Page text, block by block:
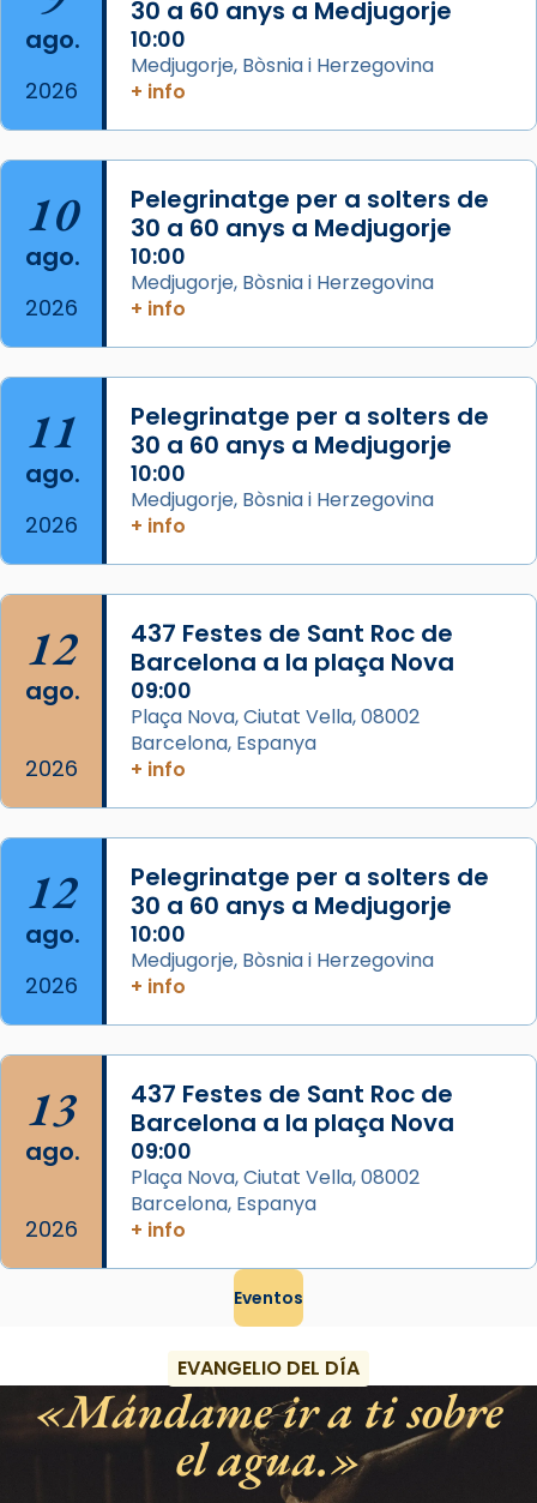
2 weeks ago
Aquest dilluns, 27 de juliol, ha tingut lloc la
missa d’acció de gràcies en agraïment al
comitè organitzador de la visita apostòlica
del Sant Pare Lleó XIV a Barcelona, i als
col·laboradors, a la Catedral de Barcelona.
L’arquebisbe de Barcelona, el cardenal Joan
Josep Omella, ha presidit la missa i l’ha
concelebrat el bisbe auxiliar de Barcelona,
Mons. David Abadías.
📸 Dr. G. Simón
Foto
View on Facebook · Share
Arquebisbat de Barcelona
2 weeks ago
Acompanyant la història de sant Cugat, a
partir de l’Edat Mitjana sorgeix la tradició
que les santes Juliana (“relatiu a Júlia”) i
Semproniana (“relatiu a Semprònia =
eterna”) són deixebles seves. I l’any 1667, el
frare Joan Gaspar Roig, afirma en una obra
que les santes són filles de l’antiga Iluro.
Mataró en reivindicarà les relíq
Foto
View on Facebook ·
ago.
2026
30 a 60 anys a Medjugorje
10:00
Medjugorje, Bòsnia i Herzegovina
+ info
10
ago.
2026
Pelegrinatge per a solters de
30 a 60 anys a Medjugorje
10:00
Medjugorje, Bòsnia i Herzegovina
+ info
11
ago.
2026
Pelegrinatge per a solters de
30 a 60 anys a Medjugorje
10:00
Medjugorje, Bòsnia i Herzegovina
+ info
12
ago.
2026
437 Festes de Sant Roc de
Barcelona a la plaça Nova
09:00
Plaça Nova, Ciutat Vella, 08002
Barcelona, Espanya
+ info
12
ago.
2026
Pelegrinatge per a solters de
30 a 60 anys a Medjugorje
10:00
Medjugorje, Bòsnia i Herzegovina
+ info
13
ago.
2026
437 Festes de Sant Roc de
Barcelona a la plaça Nova
09:00
Plaça Nova, Ciutat Vella, 08002
Barcelona, Espanya
+ info
Eventos
EVANGELIO DEL DÍA
Mándame ir a ti sobre
el agua.